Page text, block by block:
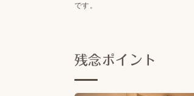
です。
残念ポイント